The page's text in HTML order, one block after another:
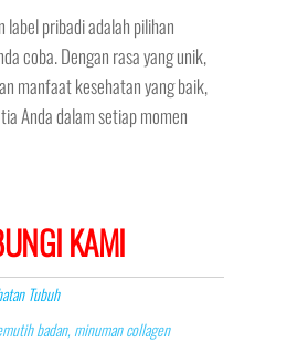
label pribadi adalah pilihan
coba. Dengan rasa yang unik,
manfaat kesehatan yang baik,
Anda dalam setiap momen
KAMI
Tubuh
badan, minuman collagen